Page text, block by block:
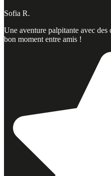
Sofia R.
Une aventure palpitante avec
bon moment entre amis !